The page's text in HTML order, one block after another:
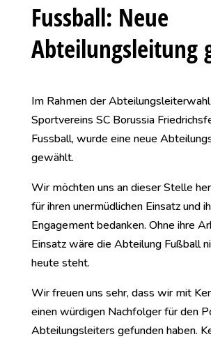
Fussball: Neue
Abteilungsleitung
Im Rahmen der
Sportvereins SC Borussia
Fussball, wurde eine neue
gewählt.
Wir möchten uns an dieser Stelle
für ihren unermüdlichen Einsatz und
Engagement bedanken. Ohne ihre
Einsatz wäre die Abteilung Fußball
heute steht.
Wir freuen uns sehr, dass wir mit
einen würdigen Nachfolger für den
Abteilungsleiters gefunden haben.